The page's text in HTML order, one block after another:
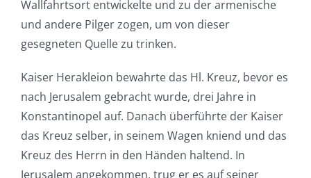
Wallfahrtsort entwickelte und zu der armenische
und andere Pilger zogen, um von dieser
gesegneten Quelle zu trinken.
Kaiser Herakleion bewahrte das Hl. Kreuz, bevor es
nach Jerusalem gebracht wurde, drei Jahre in
Konstantinopel auf. Danach überführte der Kaiser
das Kreuz selber, in seinem Wagen kniend und das
Kreuz des Herrn in den Händen haltend. In
Jerusalem angekommen, trug er es auf seiner